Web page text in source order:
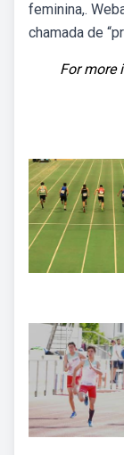
feminina,.
chamada de
For more